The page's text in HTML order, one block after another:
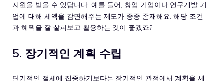
지원을 받을 수 있답니다. 예를 들어, 창업 기업이나 연구개발 기
업에 대해 세액을 감면해주는 제도가 종종 존재해요. 해당 조건
과 혜택을 잘 살펴보고 활용하는 것이 좋겠죠?
5. 장기적인 계획 수립
단기적인 절세에 집중하기보다는 장기적인 관점에서 계획을 세